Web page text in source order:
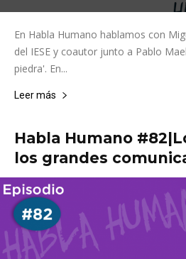
En Habla Humano hablamos con
del IESE y coautor junto a Pablo
piedra'. En...
Leer más
Habla Humano
los grandes